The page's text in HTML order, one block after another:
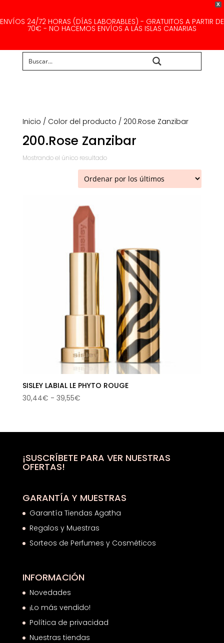
X
ENVÍOS 24/72 HORAS (DÍAS LABORABLES) - GRATUITOS A PARTIR DE
70€ - NO HACEMOS ENVÍOS A LAS ISLAS CANARIAS
Inicio / Color del producto / 200.Rose Zanzibar
200.Rose Zanzibar
Mostrando el único resultado
SISLEY LABIAL LE PHYTO ROUGE
30,44€ - 39,55€Rango
desde
hasta
¡SUSCRÍBETE PARA VER NUESTRAS
OFERTAS!
GARANTÍA Y MUESTRAS
Garantía Tiendas Agatha
Regalos y Muestras
Sorteos de Perfumes y Cosméticos
INFORMACIÓN
Novedades
¡Lo más vendido!
Política de privacidad
Nuestras tiendas